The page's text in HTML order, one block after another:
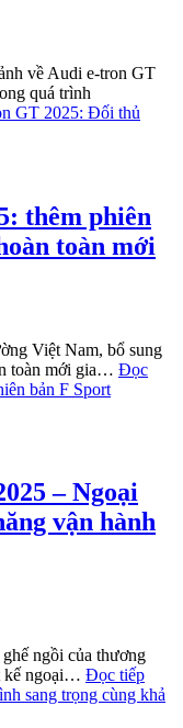
về Audi e-tron GT
quá trình
GT 2025: Đối thủ
thêm phiên
toàn mới
Việt Nam, bổ sung
toàn mới gia… Đọc
bản F Sport
– Ngoại
vận hành
ngồi của thương
kế ngoại… Đọc tiếp
sang trọng cùng khả